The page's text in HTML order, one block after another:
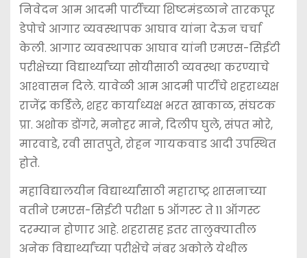
निवेदन आम आदमी पार्टीच्या शिष्टमंडळाने तारकपूर
डेपोचे आगार व्यवस्थापक आघाव यांना देऊन चर्चा
केली. आगार व्यवस्थापक आघाव यांनी एमएस-सिईटी
परीक्षेच्या विद्यार्थ्यांच्या सोयीसाठी व्यवस्था करण्याचे
आश्‍वासन दिले. यावेळी आम आदमी पार्टीचे शहराध्यक्ष
राजेंद्र कर्डिले, शहर कार्याध्यक्ष भरत खाकाळ, संघटक
प्रा. अशोक डोंगरे, मनोहर माने, दिलीप घुले, संपत मोरे,
मारवाडे, रवी सातपुते, रोहन गायकवाड आदी उपस्थित
होते.
महाविद्यालयीन विद्यार्थ्यांसाठी महाराष्ट्र शासनाच्या
वतीने एमएस-सिईटी परीक्षा 5 ऑगस्ट ते 11 ऑगस्ट
दरम्यान होणार आहे. शहरासह इतर तालुक्यातील
अनेक विद्यार्थ्यांच्या परीक्षेचे नंबर अकोले येथील